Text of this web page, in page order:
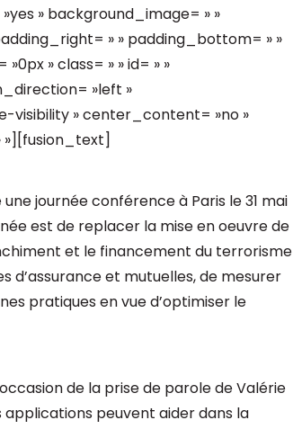
» background_image= » »
» » padding_bottom= » »
» class= » » id= » »
»left »
visibility » center_content= »no »
»][fusion_text]
journée conférence à Paris le 31 mai
est de replacer la mise en oeuvre de
et le financement du terrorisme
d’assurance et mutuelles, de mesurer
pratiques en vue d’optimiser le
de la prise de parole de Valérie
applications peuvent aider dans la